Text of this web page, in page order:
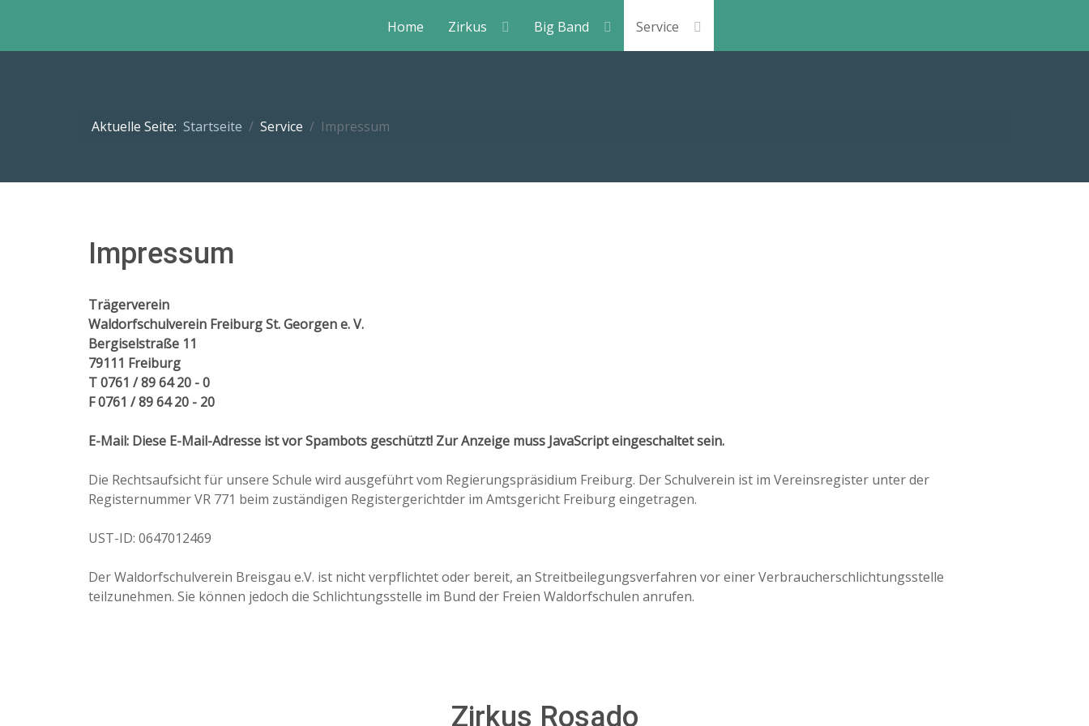
Home Zirkus Big Band Service
Aktuelle Seite: Startseite Service Impressum
Impressum
Trägerverein
Waldorfschulverein Freiburg St. Georgen e. V.
Bergiselstraße 11
79111 Freiburg
T 0761 / 89 64 20 - 0
F 0761 / 89 64 20 - 20
E-Mail: Diese E-Mail-Adresse ist vor Spambots geschützt! Zur Anzeige muss JavaScript eingeschaltet sein.
Die Rechtsaufsicht für unsere Schule wird ausgeführt vom Regierungspräsidium Freiburg. Der Schulverein ist im Vereinsregister unter der
Registernummer VR 771 beim zuständigen Registergerichtder im Amtsgericht Freiburg eingetragen.
UST-ID: 0647012469
Der Waldorfschulverein Breisgau e.V. ist nicht verpflichtet oder bereit, an Streitbeilegungsverfahren vor einer Verbraucherschlichtungsstelle
teilzunehmen. Sie können jedoch die Schlichtungsstelle im Bund der Freien Waldorfschulen anrufen.
Zirkus Rosado